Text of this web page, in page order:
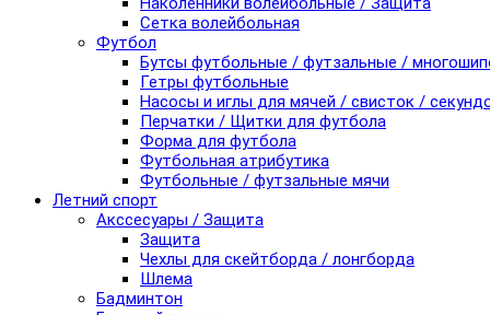
Сетка волейбольная
Футбол
Бутсы футбольные / футзальные /
Гетры футбольные
Насосы и иглы для мячей / свисток /
Перчатки / Щитки для футбола
Форма для футбола
Футбольная атрибутика
Футбольные / футзальные мячи
Летний спорт
Акссесуары / Защита
Защита
Чехлы для скейтборда / лонгборда
Шлема
Бадминтон